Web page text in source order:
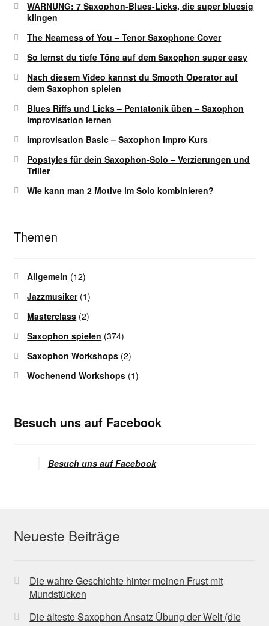
WARNUNG: 7 Saxophon-Blues-Licks, die super bluesig
klingen
The Nearness of You – Tenor Saxophone Cover
So lernst du tiefe Töne auf dem Saxophon super easy
Nach diesem Video kannst du Smooth Operator auf
dem Saxophon spielen
Blues Riffs und Licks – Pentatonik üben – Saxophon
Improvisation lernen
Improvisation Basic – Saxophon Impro Kurs
Popstyles für dein Saxophon-Solo – Verzierungen und
Triller
Wie kann man 2 Motive im Solo kombinieren?
Themen
Allgemein (12)
Jazzmusiker(1)
Masterclass (2)
Saxophon spielen (374)
Saxophon Workshops (2)
Wochenend Workshops (1)
Besuch uns auf Facebook
Besuch uns auf Facebook
Neueste Beiträge
Die wahre Geschichte hinter meinen Frust mit
Mundstücken
Die älteste Saxophon Ansatz Übung der Welt (die